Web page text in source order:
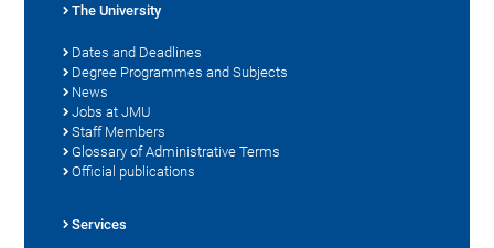
The University
Dates and Deadlines
Degree Programmes and Subjects
News
Jobs at JMU
Staff Members
Glossary of Administrative Terms
Official publications
Services